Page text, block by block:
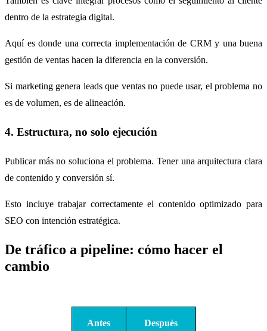
dentro de la estrategia digital.
Aquí es donde una correcta implementación de CRM y una buena
gestión de ventas hacen la diferencia en la conversión.
Si marketing genera leads que ventas no puede usar, el problema no
es de volumen, es de alineación.
4. Estructura, no solo ejecución
Publicar más no soluciona el problema. Tener una arquitectura clara
de contenido y conversión sí.
Esto incluye trabajar correctamente el contenido optimizado para
SEO con intención estratégica.
De tráfico a pipeline: cómo hacer el
cambio
Antes Después